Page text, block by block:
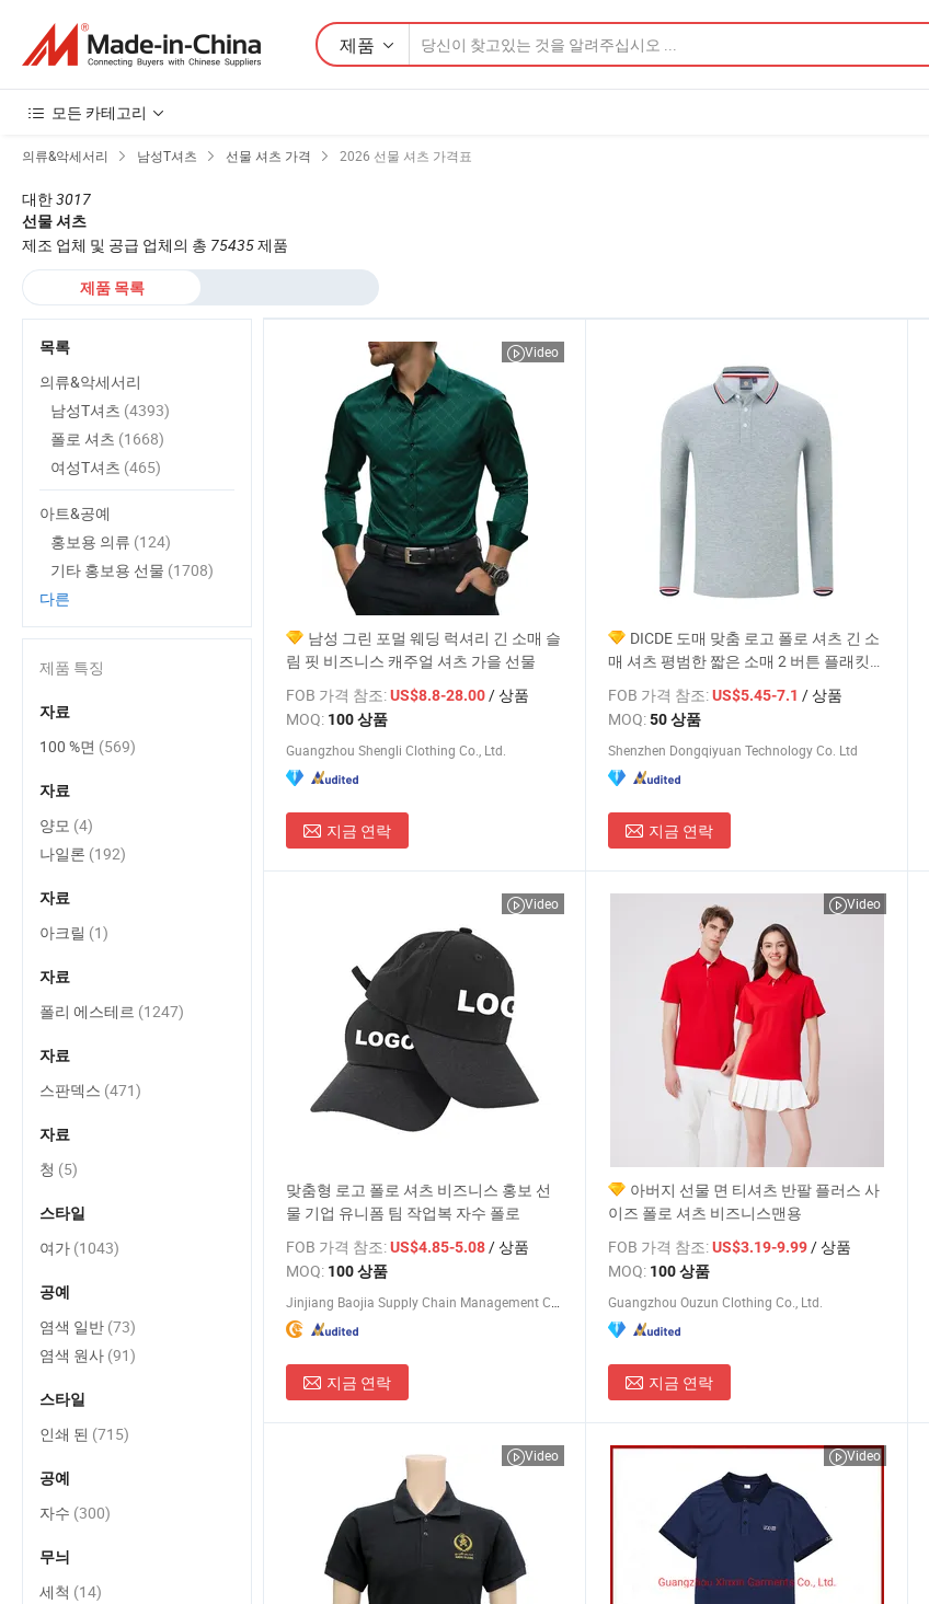
제품
모든 카테고리
의류&악세서리 남성T셔츠 선물 셔츠 가격 2026 선물 셔츠 가격표
대한3017
선물 셔츠
제조 업체 및 공급 업체의 총 75435제품
제품 목록
Video
남성 그린 포멀 웨딩 럭셔리 긴 소매 슬
림 핏 비즈니스 캐주얼 셔츠 가을 선물
FOB 가격 참조:US$8.8-28.00/ 상품
MOQ: 100 상품
Guangzhou Shengli Clothing Co., Ltd.
지금 연락
DICDE 도매 맞춤 로고 폴로 셔츠 긴 소
매 셔츠 평범한 짧은 소매 2 버튼 플래킷이
있는 기업 행사 홍보 선물
FOB 가격 참조:US$5.45-7.1 / 상품
MOQ:50 상품
Shenzhen Dongqiyuan Technology Co. Ltd
지금 연락
Video
맞춤형 로고 폴로 셔츠 비즈니스 홍보 선
물 기업 유니폼 팀 작업복 자수 폴로
FOB 가격 참조:US$4.85-5.08/ 상품
MOQ: 100 상품
지금 연락
Video
아버지 선물 면 티셔츠 반팔 플러스 사
이즈 폴로 셔츠 비즈니스맨용
FOB 가격 참조:US$3.19-9.99/ 상품
MOQ: 100 상품
Guangzhou Ouzun Clothing Co., Ltd.
지금 연락
Video Video
목록
의류&악세서리
남성T셔츠 (4393)
폴로 셔츠 (1668)
여성T셔츠 (465)
아트&공예
홍보용 의류 (124)
기타 홍보용 선물 (1708)
다른
제품 특징
자료
100 %면 (569)
자료
양모 (4)
나일론 (192)
자료
아크릴 (1)
자료
폴리 에스테르 (1247)
자료
스판덱스 (471)
자료
청 (5)
스타일
여가 (1043)
공예
염색 일반 (73)
염색 원사 (91)
스타일
인쇄 된 (715)
공예
자수 (300)
무늬
세척 (14)